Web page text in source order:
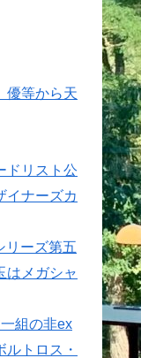
優等から天
ドリスト公
イナーズカ
リーズ第五
はメガシャ
組の非ex
トロス・